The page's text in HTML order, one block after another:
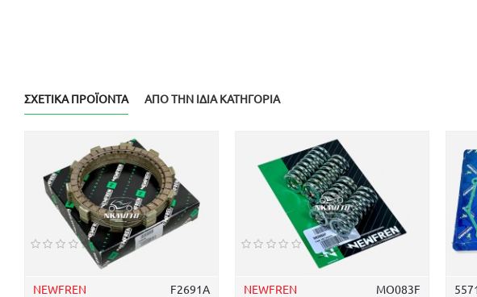
ΣΧΕΤΙΚΆ ΠΡΟΪΌΝΤΑ ΑΠΌ ΤΗΝ ΊΔΙΑ ΚΑΤΗΓΟΡΊΑ
NEWFREN F2691A NEWFREN MO083F